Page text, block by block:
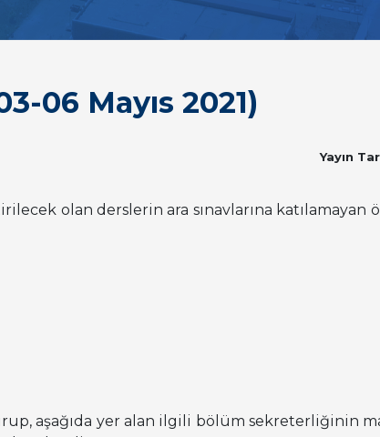
06 Mayıs 2021)
Yayın
olan derslerin ara sınavlarına katılamayan
aşağıda yer alan ilgili bölüm sekreterliğinin